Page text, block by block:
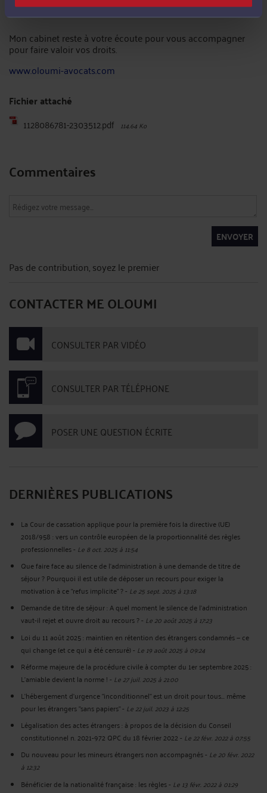
Mon cabinet reste à votre écoute pour vous accompagner
pour faire valoir vos droits.
www.oloumi-avocats.com
Fichier attaché
1128086781-2303512.pdf 114.64 Ko
Commentaires
ENVOYER
Pas de contribution, soyez le premier
CONTACTER ME OLOUMI
CONSULTER PAR VIDÉO
CONSULTER PAR TÉLÉPHONE
POSER UNE QUESTION ÉCRITE
DERNIÈRES PUBLICATIONS
La Cour de cassation applique pour la première fois la directive (UE)
2018/958 : vers un contrôle européen de la proportionnalité des règles
professionnelles- Le 8 oct. 2025 à 11:54
Que faire face au silence de l'administration à une demande de titre de
séjour ? Pourquoi il est utile de déposer un recours pour exiger la
motivation à ce "refus implicite" ?- Le 25 sept. 2025 à 13:18
Demande de titre de séjour : A quel moment le silence de l’administration
vaut-il rejet et ouvre droit au recours ?- Le 20 août 2025 à 17:23
Loi du 11 août 2025 : maintien en rétention des étrangers condamnés — ce
qui change (et ce qui a été censuré)- Le 19 août 2025 à 09:24
Réforme majeure de la procédure civile à compter du 1er septembre 2025 :
L'amiable devient la norme !- Le 27 juil. 2025 à 21:00
L'hébergement d'urgence "inconditionnel" est un droit pour tous... même
pour les étrangers "sans papiers"- Le 22 juil. 2023 à 12:25
Légalisation des actes étrangers : à propos de la décision du Conseil
constitutionnel n. 2021-972 QPC du 18 février 2022- Le 22 févr. 2022 à 07:55
Du nouveau pour les mineurs étrangers non accompagnés- Le 20 févr. 2022
à 12:32
Bénéficier de la nationalité française : les règles- Le 13 févr. 2022 à 01:29